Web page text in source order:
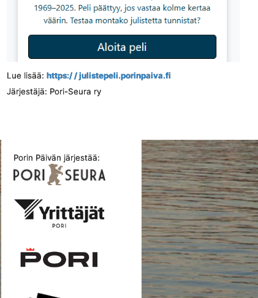
Lue lisää:https:/ / julistepeli.porinpaiva.fi
Järjestäjä: Pori-Seura ry
Porin Päivän järjestää: